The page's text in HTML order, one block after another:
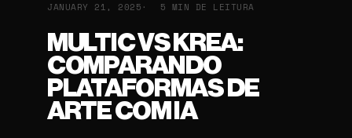
JANUARY 21, 2025 5 MIN DE LEITURA
MULTIC VS KREA:
COMPARANDO
PLATAFORMAS DE
ARTE COM IA